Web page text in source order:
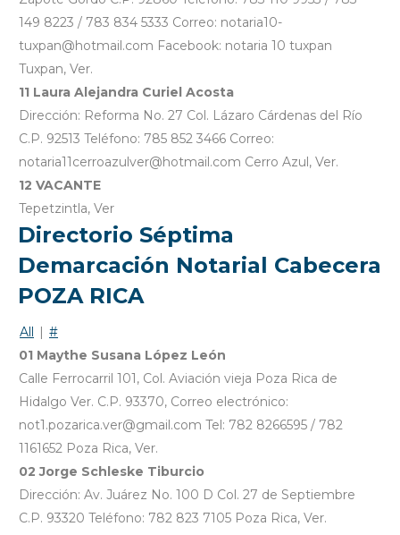
149 8223 / 783 834 5333 Correo: notaria10-
tuxpan@hotmail.com Facebook: notaria 10 tuxpan
Tuxpan, Ver.
11 Laura Alejandra Curiel Acosta
Dirección: Reforma No. 27 Col. Lázaro Cárdenas del Río
C.P. 92513 Teléfono: 785 852 3466 Correo:
notaria11cerroazulver@hotmail.com Cerro Azul, Ver.
12 VACANTE
Tepetzintla, Ver
Directorio Séptima
Demarcación Notarial Cabecera
POZA RICA
All | #
01 Maythe Susana López León
Calle Ferrocarril 101, Col. Aviación vieja Poza Rica de
Hidalgo Ver. C.P. 93370, Correo electrónico:
not1.pozarica.ver@gmail.com Tel: 782 8266595 / 782
1161652 Poza Rica, Ver.
02 Jorge Schleske Tiburcio
Dirección: Av. Juárez No. 100 D Col. 27 de Septiembre
C.P. 93320 Teléfono: 782 823 7105 Poza Rica, Ver.